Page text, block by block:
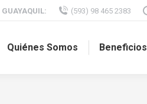
GUAYAQUIL: (593) 98 465 2383
Quiénes Somos Beneficios